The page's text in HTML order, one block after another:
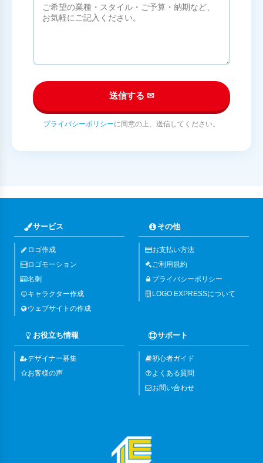
送信する ✉
プライバシーポリシーに同意の上、送信してください。
サービス
ロゴ作成
ロゴモーション
名刺
キャラクター作成
ウェブサイトの作成
その他
お支払い方法
ご利用規約
プライバシーポリシー
LOGO EXPRESSについて
お役立ち情報
デザイナー募集
お客様の声
サポート
初心者ガイド
よくある質問
お問い合わせ